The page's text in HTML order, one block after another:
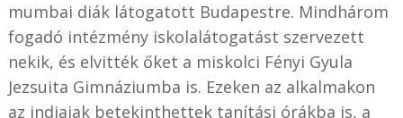
mumbai diák látogatott Budapestre. Mindhárom
fogadó intézmény iskolalátogatást szervezett
nekik, és elvitték őket a miskolci Fényi Gyula
Jezsuita Gimnáziumba is. Ezeken az alkalmakon
az indiaiak betekinthettek tanítási órákba is, a